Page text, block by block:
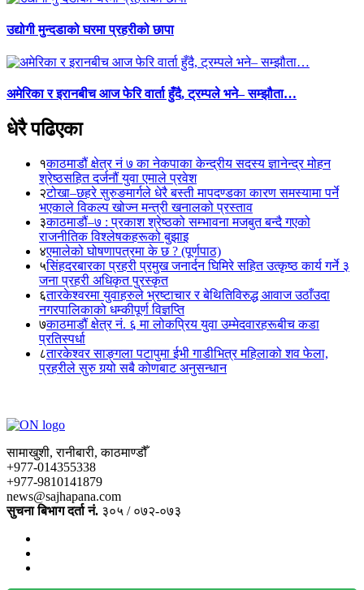
उद्योगी मुन्दडाको घरमा प्रहरीको छापा
अमेरिका र इरानबीच आज फेरि वार्ता हुँदै, ट्रम्पले भने– सम्झौता…
धेरै पढिएका
१काठमाडौं क्षेत्र नं ७ का नेकपाका केन्द्रीय सदस्य ज्ञानेन्द्र मोहन
श्रेष्ठसहित दर्जनौं युवा एमाले प्रवेश
२टोखा–छहरे सुरुङमार्गले धेरै बस्ती मापदण्डका कारण समस्यामा पर्ने
भएकाले विकल्प खोज्न मन्त्री खनालको प्रस्ताव
३काठमाडौं–७ : प्रकाश श्रेष्ठको सम्भावना मजबुत बन्दै गएको
राजनीतिक विश्लेषकहरूको बुझाइ
४एमालेको घोषणापत्रमा के छ ? (पूर्णपाठ)
५सिंहदरबारका प्रहरी प्रमुख जनार्दन घिमिरे सहित उत्कृष्ठ कार्य गर्ने ३
जना प्रहरी अधिकृत पुरस्कृत
६तारकेश्वरमा युवाहरुले भ्रष्टाचार र बेथितिविरुद्ध आवाज उठाँउदा
नगरपालिकाको धम्कीपूर्ण विज्ञप्ति
७काठमाडौं क्षेत्र नं. ६ मा लोकप्रिय युवा उम्मेदवारहरूबीच कडा
प्रतिस्पर्धा
८तारकेश्वर साङ्गला पटापुमा ईभी गाडीभित्र महिलाको शव फेला,
प्रहरीले सुरु गर्‍यो सबै कोणबाट अनुसन्धान
सामाखुशी, रानीबारी, काठमाण्डौँ
+977-014355338
+977-9810141879
news@sajhapana.com
सुचना बिभाग दर्ता नं. ३०५ / ०७२-०७३